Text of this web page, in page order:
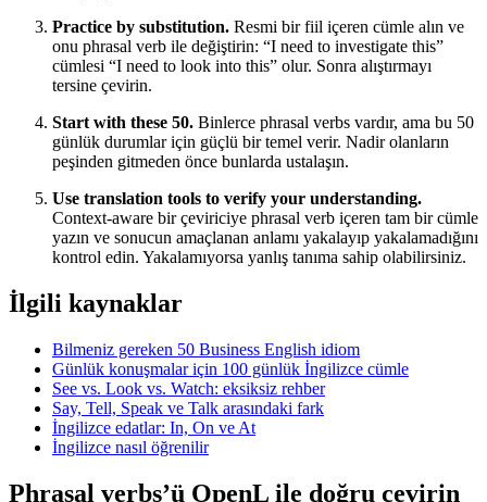
Practice by substitution. Resmi bir fiil içeren cümle alın ve
onu phrasal verb ile değiştirin: “I need to investigate this”
cümlesi “I need to look into this” olur. Sonra alıştırmayı
tersine çevirin.
Start with these 50. Binlerce phrasal verbs vardır, ama bu 50
günlük durumlar için güçlü bir temel verir. Nadir olanların
peşinden gitmeden önce bunlarda ustalaşın.
Use translation tools to verify your understanding.
Context-aware bir çeviriciye phrasal verb içeren tam bir cümle
yazın ve sonucun amaçlanan anlamı yakalayıp yakalamadığını
kontrol edin. Yakalamıyorsa yanlış tanıma sahip olabilirsiniz.
İlgili kaynaklar
Bilmeniz gereken 50 Business English idiom
Günlük konuşmalar için 100 günlük İngilizce cümle
See vs. Look vs. Watch: eksiksiz rehber
Say, Tell, Speak ve Talk arasındaki fark
İngilizce edatlar: In, On ve At
İngilizce nasıl öğrenilir
Phrasal verbs’ü OpenL ile doğru çevirin